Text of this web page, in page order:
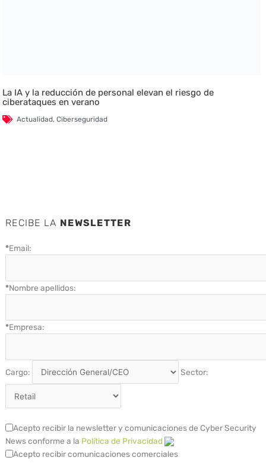
La IA y la reducción de personal elevan el riesgo de
ciberataques en verano
Actualidad,Ciberseguridad
RECIBE LA NEWSLETTER
*Email:
*Nombre apellidos:
*Empresa:
Cargo: Sector:
Acepto recibir la newsletter y comunicaciones de Cyber Security
News conforme a la Política de Privacidad
Acepto recibir comunicaciones comerciales